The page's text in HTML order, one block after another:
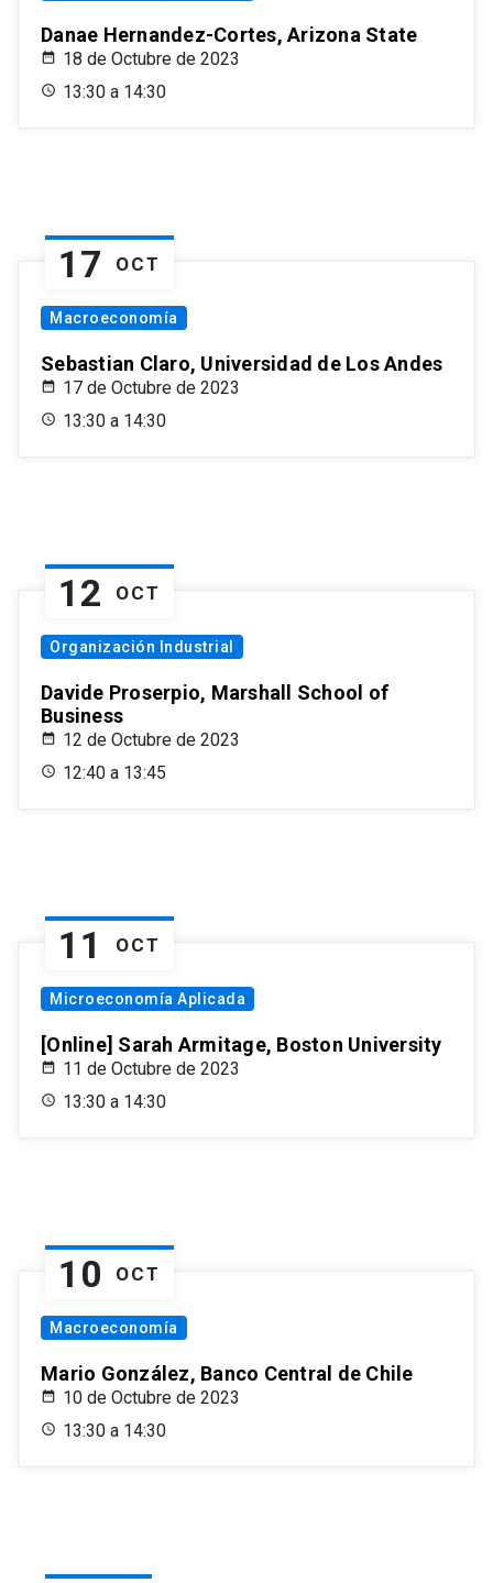
Danae Hernandez-Cortes, Arizona State
18 de Octubre de 2023
13:30 a 14:30
17 OCT
Macroeconomía
Sebastian Claro, Universidad de Los Andes
17 de Octubre de 2023
13:30 a 14:30
12 OCT
Organización Industrial
Davide Proserpio, Marshall School of
Business
12 de Octubre de 2023
12:40 a 13:45
11 OCT
Microeconomía Aplicada
[Online] Sarah Armitage, Boston University
11 de Octubre de 2023
13:30 a 14:30
10 OCT
Macroeconomía
Mario González, Banco Central de Chile
10 de Octubre de 2023
13:30 a 14:30